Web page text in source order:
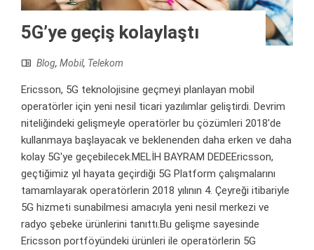
5G’ye geçiş kolaylaştı
Blog, Mobil, Telekom
Ericsson, 5G teknolojisine geçmeyi planlayan mobil
operatörler için yeni nesil ticari yazılımlar geliştirdi. Devrim
niteliğindeki gelişmeyle operatörler bu çözümleri 2018'de
kullanmaya başlayacak ve beklenenden daha erken ve daha
kolay 5G'ye geçebilecek.MELİH BAYRAM DEDEEricsson,
geçtiğimiz yıl hayata geçirdiği 5G Platform çalışmalarını
tamamlayarak operatörlerin 2018 yılının 4. Çeyreği itibariyle
5G hizmeti sunabilmesi amacıyla yeni nesil merkezi ve
radyo şebeke ürünlerini tanıttı.Bu gelişme sayesinde
Ericsson portföyündeki ürünleri ile operatörlerin 5G